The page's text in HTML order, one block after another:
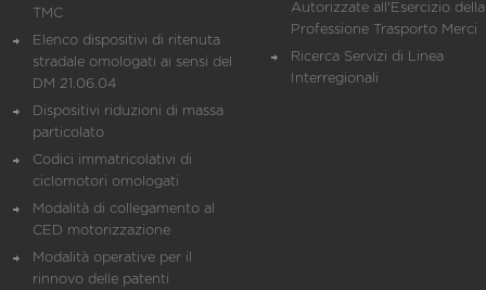
TMC
Elenco dispositivi di ritenuta
stradale omologati ai sensi del
DM 21.06.04
Dispositivi riduzioni di massa
particolato
Codici immatricolativi di
ciclomotori omologati
Modalità di collegamento al
CED motorizzazione
Modalità operative per il
rinnovo delle patenti
Autorizzate all'Esercizio della
Professione Trasporto Merci
Ricerca Servizi di Linea
Interregionali